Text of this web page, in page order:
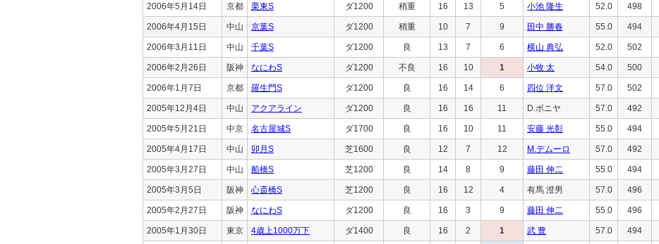
2006年5月14日 京都 栗東S ダ1200 稍重 16 13 5 小池 隆生 52.0 498
2006年4月15日 中山 京葉S ダ1200 稍重 10 7 9 田中 勝春 55.0 494
2006年3月11日 中山 千葉S ダ1200 良 13 7 6 横山 典弘 52.0 502
2006年2月26日 阪神 なにわS ダ1200 不良 16 10 1 小牧 太 54.0 500
2006年1月7日 京都 羅生門S ダ1200 良 16 14 6 四位 洋文 57.0 502
2005年12月4日 中山 アクアライン ダ1200 良 16 16 11 D.ボニヤ 57.0 492
2005年5月21日 中京 名古屋城S ダ1700 良 16 10 11 安藤 光彰 55.0 494
2005年4月17日 中山 卯月S 芝1600 良 12 7 12 M.デムーロ 57.0 492
2005年3月27日 中山 船橋S 芝1200 良 14 8 9 藤田 伸二 55.0 494
2005年3月5日 阪神 心斎橋S 芝1200 良 16 12 4 有馬 澄男 57.0 496
2005年2月27日 阪神 なにわS ダ1200 良 16 3 9 藤田 伸二 55.0 496
2005年1月30日 東京 4歳上1000万下 ダ1400 良 16 2 1 武 豊 57.0 494